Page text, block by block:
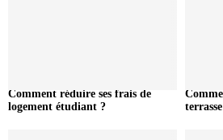
Comment réduire ses frais de
logement étudiant ?